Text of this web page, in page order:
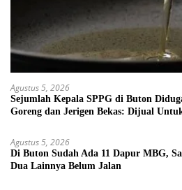
Agustus 5, 2026
Sejumlah Kepala SPPG di Buton
Goreng dan Jerigen Bekas: Dijual
Agustus 5, 2026
Di Buton Sudah Ada 11 Dapur MBG,
Dua Lainnya Belum Jalan